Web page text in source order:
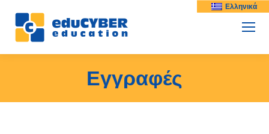
Εγγραφές
Ελληνικά